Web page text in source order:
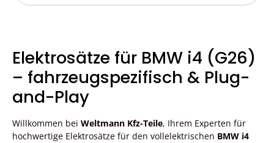
Elektrosätze für BMW i4 (G26)
– fahrzeugspezifisch & Plug-
and-Play
Willkommen bei Weltmann Kfz-Teile, Ihrem Experten für
hochwertige Elektrosätze für den vollelektrischen BMW i4